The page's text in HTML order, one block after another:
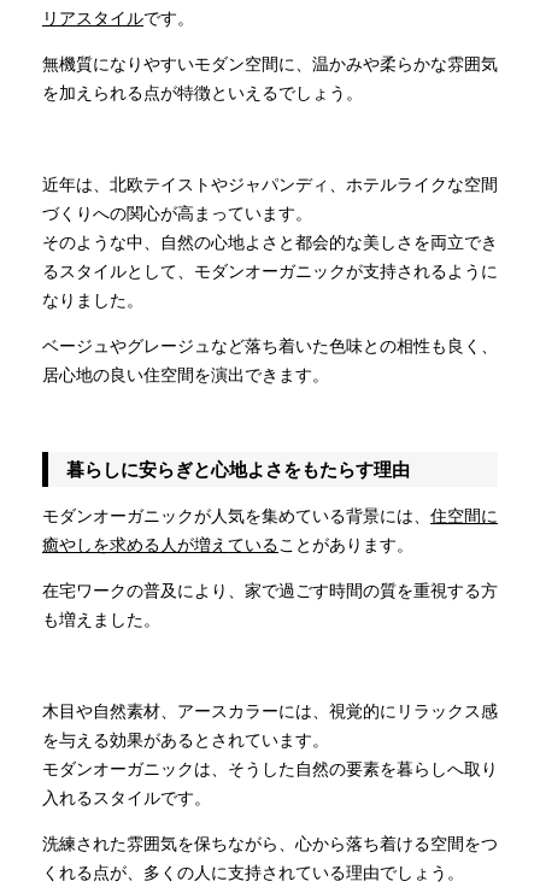
リアスタイルです。
無機質になりやすいモダン空間に、温かみや柔らかな雰囲気
を加えられる点が特徴といえるでしょう。
近年は、北欧テイストやジャパンディ、ホテルライクな空間
づくりへの関心が高まっています。
そのような中、自然の心地よさと都会的な美しさを両立でき
るスタイルとして、モダンオーガニックが支持されるように
なりました。
ベージュやグレージュなど落ち着いた色味との相性も良く、
居心地の良い住空間を演出できます。
暮らしに安らぎと心地よさをもたらす理由
モダンオーガニックが人気を集めている背景には、 住空間に
癒やしを求める人が増えていることがあります。
在宅ワークの普及により、家で過ごす時間の質を重視する方
も増えました。
木目や自然素材、アースカラーには、視覚的にリラックス感
を与える効果があるとされています。
モダンオーガニックは、そうした自然の要素を暮らしへ取り
入れるスタイルです。
洗練された雰囲気を保ちながら、心から落ち着ける空間をつ
くれる点が、多くの人に支持されている理由でしょう。